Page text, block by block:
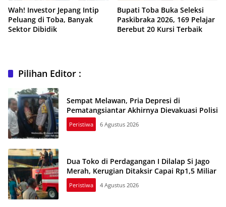
Wah! Investor Jepang Intip
Peluang di Toba, Banyak
Sektor Dibidik
Bupati Toba Buka Seleksi
Paskibraka 2026, 169 Pelajar
Berebut 20 Kursi Terbaik
Pilihan Editor :
Sempat Melawan, Pria Depresi di
Pematangsiantar Akhirnya Dievakuasi Polisi
Peristiwa 6 Agustus 2026
Dua Toko di Perdagangan I Dilalap Si Jago
Merah, Kerugian Ditaksir Capai Rp1,5 Miliar
Peristiwa 4 Agustus 2026